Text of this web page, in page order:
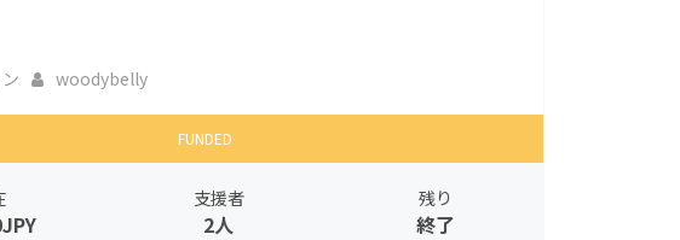
woodybelly
FUNDED
支援者
2人
残り
終了